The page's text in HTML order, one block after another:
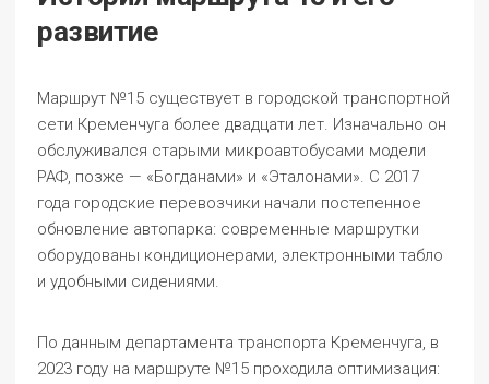
развитие
Маршрут №15 существует в городской транспортной
сети Кременчуга более двадцати лет. Изначально он
обслуживался старыми микроавтобусами модели
РАФ, позже — «Богданами» и «Эталонами». С 2017
года городские перевозчики начали постепенное
обновление автопарка: современные маршрутки
оборудованы кондиционерами, электронными табло
и удобными сидениями.
По данным департамента транспорта Кременчуга, в
2023 году на маршруте №15 проходила оптимизация: